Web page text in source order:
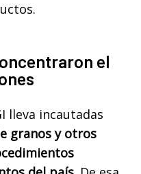
el
lleva incautadas
granos y otros